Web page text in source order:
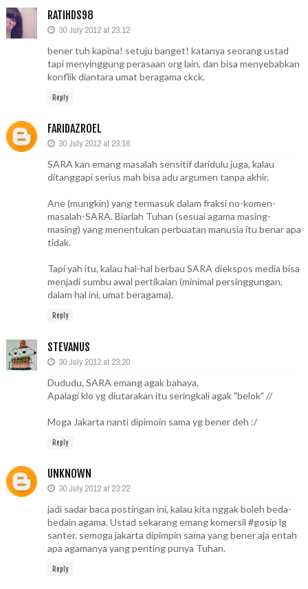
RATIHDS98
30 July 2012 at 23:12
bener tuh kapina! setuju banget! katanya seorang ustad
tapi menyinggung perasaan org lain, dan bisa menyebabkan
konflik diantara umat beragama ckck.
Reply
FARIDAZROEL
30 July 2012 at 23:16
SARA kan emang masalah sensitif daridulu juga, kalau
ditanggapi serius mah bisa adu argumen tanpa akhir.
Ane (mungkin) yang termasuk dalam fraksi no-komen-
masalah-SARA. Biarlah Tuhan (sesuai agama masing-
masing) yang menentukan perbuatan manusia itu benar apa
tidak.
Tapi yah itu, kalau hal-hal berbau SARA diekspos media bisa
menjadi sumbu awal pertikaian (minimal persinggungan,
dalam hal ini, umat beragama).
Reply
STEVANUS
30 July 2012 at 23:20
Dududu, SARA emang agak bahaya,
Apalagi klo yg diutarakan itu seringkali agak "belok" //
Moga Jakarta nanti dipimoin sama yg bener deh :/
Reply
UNKNOWN
30 July 2012 at 23:22
jadi sadar baca postingan ini, kalau kita nggak boleh beda-
bedain agama. Ustad sekarang emang komersil #gosip lg
santer. semoga jakarta dipimpin sama yang bener aja entah
apa agamanya yang penting punya Tuhan.
Reply